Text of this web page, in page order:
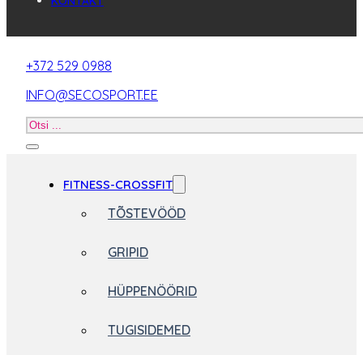
+372 529 0988
INFO@SECOSPORT.EE
Otsi
FITNESS-CROSSFIT
TÕSTEVÖÖD
GRIPID
HÜPPENÖÖRID
TUGISIDEMED